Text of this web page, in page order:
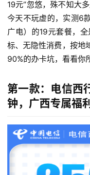
19元”忽悠，殊不知大
今天不玩虚的，实测6
广电）的19元套餐，
标、无隐性消费，按地
90%的办卡坑，看看你
第一款：电信
钟，广西专属福利